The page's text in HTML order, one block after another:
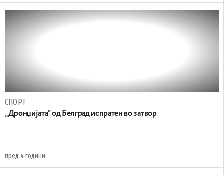
СПОРТ
„Дронџијата“ од Белград испратен во затвор
пред 4 години